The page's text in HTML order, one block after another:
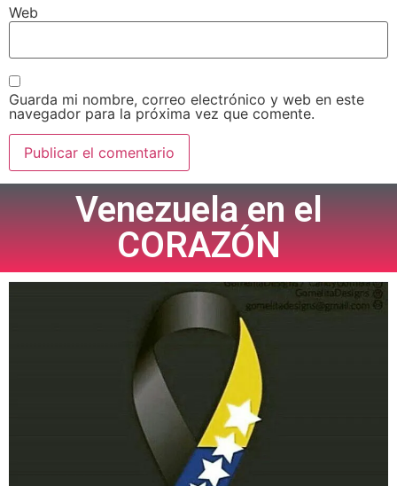
Web
Guarda mi nombre, correo electrónico y web en este
navegador para la próxima vez que comente.
Venezuela en el
CORAZÓN